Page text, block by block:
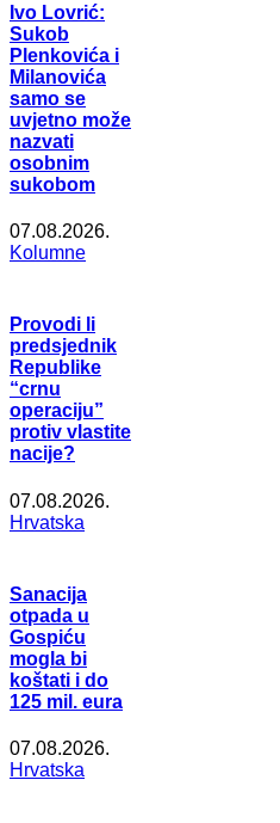
Ivo Lovrić:
Sukob
Plenkovića i
Milanovića
samo se
uvjetno može
nazvati
osobnim
sukobom
07.08.2026.
Kolumne
Provodi li
predsjednik
Republike
“crnu
operaciju”
protiv vlastite
nacije?
07.08.2026.
Hrvatska
Sanacija
otpada u
Gospiću
mogla bi
koštati i do
125 mil. eura
07.08.2026.
Hrvatska